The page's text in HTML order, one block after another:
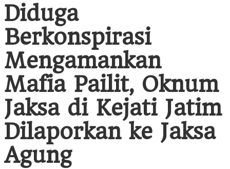
Oknum
Jaksa
di
Kejati
Jatim
Dilaporkan
ke
Jaksa
Agung
Diduga
Berkonspirasi
Mengamankan
Mafia Pailit, Oknum
Jaksa di Kejati Jatim
Dilaporkan ke Jaksa
Agung